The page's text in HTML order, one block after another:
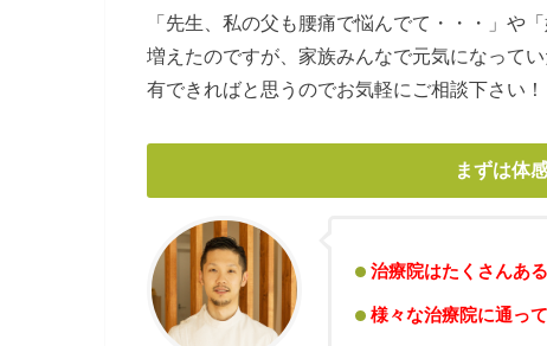
「先生、私の父も腰痛で悩んでて・・・」や
増えたのですが、家族みんなで元気になって
有できればと思うのでお気軽にご相談下さい！
まずは体
治療院はたくさんあ
様々な治療院に通っ